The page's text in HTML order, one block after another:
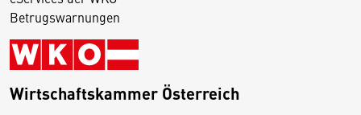
Betrugswarnungen
Wirtschaftskammer Österreich